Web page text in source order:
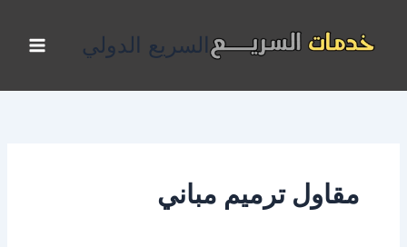
المحتوى
السريع الدولي
مقاول ترميم مباني